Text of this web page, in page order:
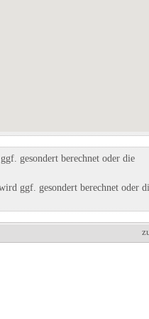
gesondert berechnet oder die
ggf. gesondert berechnet oder